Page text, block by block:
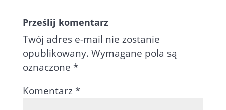
Prześlij komentarz
Twój adres e-mail nie zostanie
opublikowany. Wymagane pola są
oznaczone *
Komentarz *